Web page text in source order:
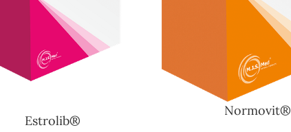
Estrolib®
Normovit®